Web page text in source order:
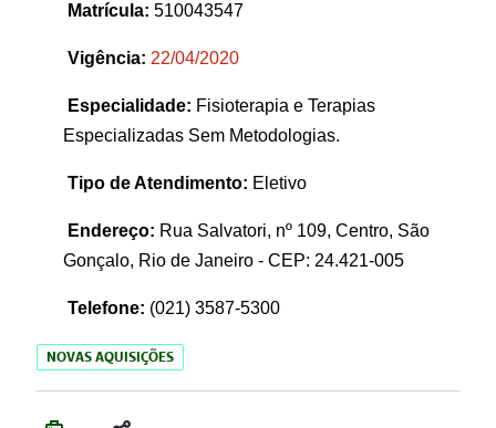
Matrícula: 510043547
Vigência: 22/04/2020
Especialidade: Fisioterapia e Terapias
Especializadas Sem Metodologias.
Tipo de Atendimento: Eletivo
Endereço: Rua Salvatori, nº 109, Centro, São
Gonçalo, Rio de Janeiro - CEP: 24.421-005
Telefone: (021) 3587-5300
NOVAS AQUISIÇÕES